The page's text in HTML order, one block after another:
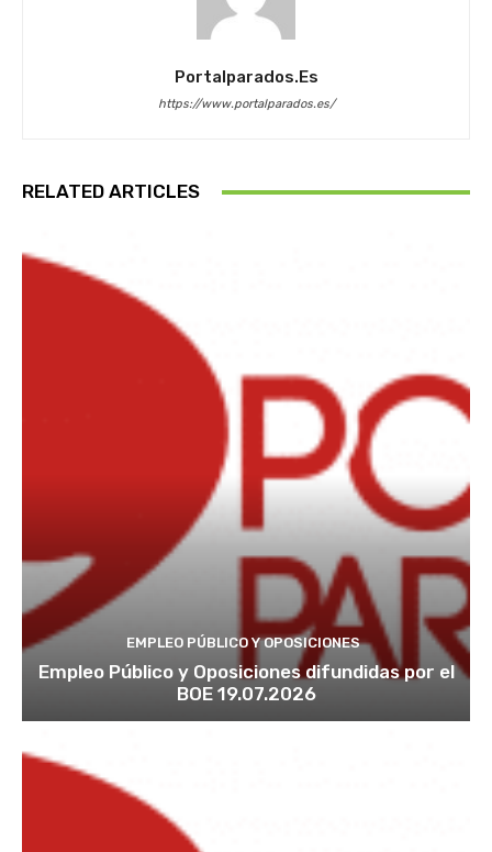
Portalparados.es
https://www.portalparados.es/
RELATED ARTICLES
EMPLEO PÚBLICO Y OPOSICIONES
Empleo Público y Oposiciones difundidas por el
BOE 19.07.2026